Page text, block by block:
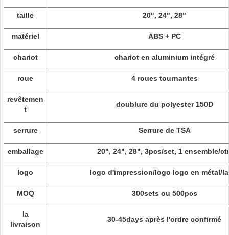
taille 20", 24", 28"
matériel ABS + PC
chariot chariot en aluminium intégré
roue 4 roues tournantes
revêtemen
t
doublure du polyester 150D
serrure Serrure de TSA
emballage 20", 24", 28", 3pcs/set, 1 ensemble/
logo logo d'impression/logo logo en métal/
MOQ 300sets ou 500pcs
la
livraison
30-45days après l'ordre confirmé